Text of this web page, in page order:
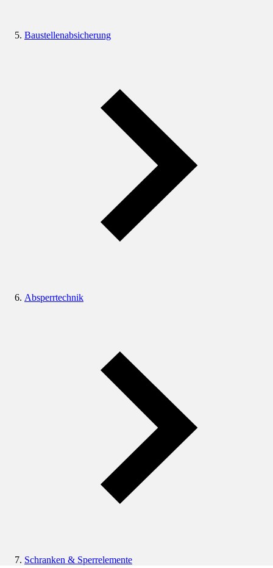
Baustellenabsicherung
Absperrtechnik
Schranken & Sperrelemente